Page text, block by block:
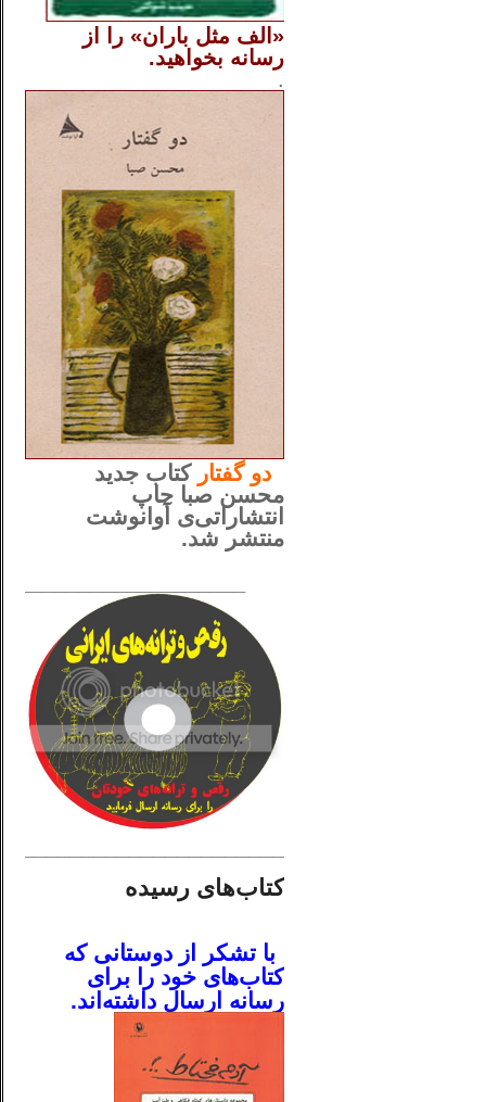
«الف مثل باران» را از
رسانه بخواهید.
.
دوگفتار کتاب جدید
محسن صبا چاپ
انتشاراتی‌ی آوانوشت
منتشر شد.
کتاب‌های رسیده
با تشکر از دوستانی که
کتاب‌های خود را برای
رسانه ارسال داشته‌اند.